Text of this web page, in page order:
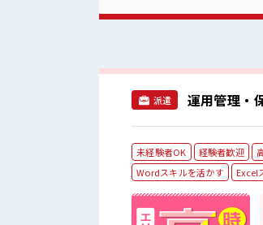
派遣 運用管理・
未経験者OK 経験者歓迎
Wordスキルを活かす
Excel